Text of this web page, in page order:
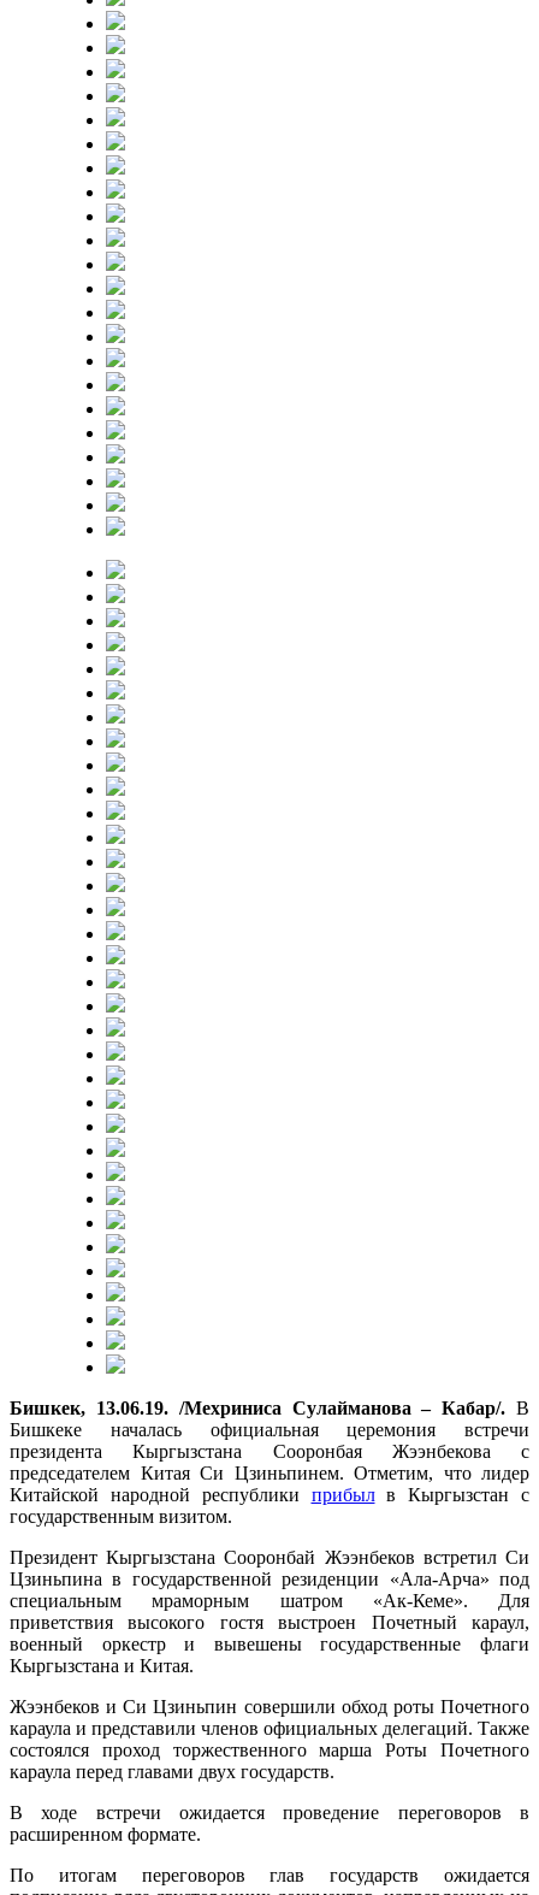
Бишкек, 13.06.19. /Мехриниса Сулайманова – Кабар/. В
Бишкеке началась официальная церемония встречи
президента Кыргызстана Сооронбая Жээнбекова с
председателем Китая Си Цзиньпинем. Отметим, что лидер
Китайской народной республики прибылв Кыргызстан с
государственным визитом.
Президент Кыргызстана Сооронбай Жээнбеков встретил Си
Цзиньпина в государственной резиденции «Ала-Арча» под
специальным мраморным шатром «Ак-Кеме». Для
приветствия высокого гостя выстроен Почетный караул,
военный оркестр и вывешены государственные флаги
Кыргызстана и Китая.
Жээнбеков и Си Цзиньпин совершили обход роты Почетного
караула и представили членов официальных делегаций. Также
состоялся проход торжественного марша Роты Почетного
караула перед главами двух государств.
В ходе встречи ожидается проведение переговоров в
расширенном формате.
По итогам переговоров глав государств ожидается